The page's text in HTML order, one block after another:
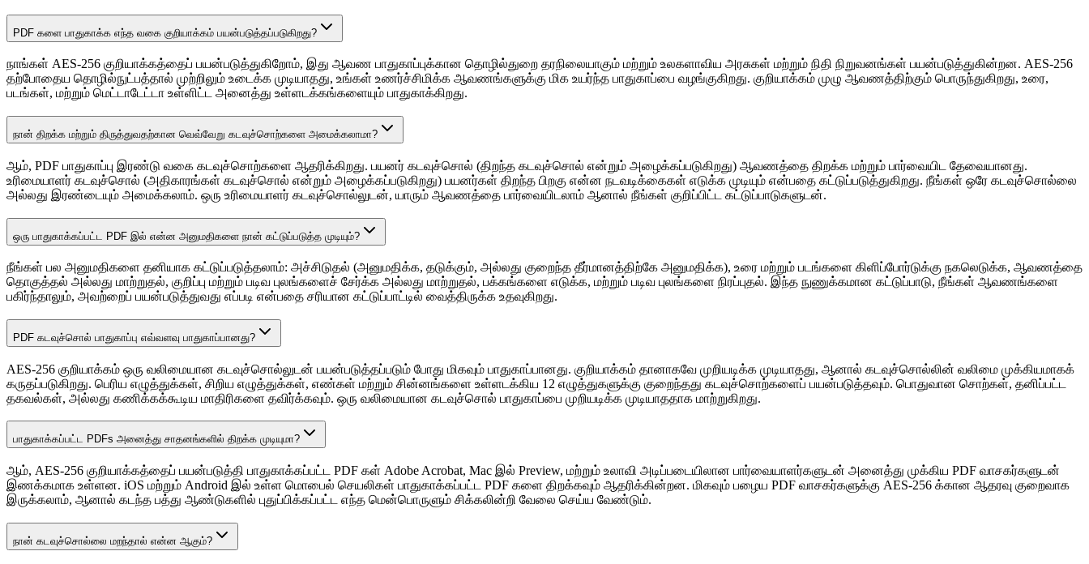
PDF களை பாதுகாக்க எந்த வகை குறியாக்கம் பயன்படுத்தப்படுகிறது?
நாங்கள் AES-256 குறியாக்கத்தைப் பயன்படுத்துகிறோம், இது ஆவண பாதுகாப்புக்கான தொழில்துறை தரநிலையாகும் மற்றும் உலகளாவிய அரசுகள் மற்றும் நிதி நிறுவனங்கள் பயன்படுத்துகின்றன. AES-256
தற்போதைய தொழில்நுட்பத்தால் முற்றிலும் உடைக்க முடியாதது, உங்கள் உணர்ச்சிமிக்க ஆவணங்களுக்கு மிக உயர்ந்த பாதுகாப்பை வழங்குகிறது. குறியாக்கம் முழு ஆவணத்திற்கும் பொருந்துகிறது, உரை,
படங்கள், மற்றும் மெட்டாடேட்டா உள்ளிட்ட அனைத்து உள்ளடக்கங்களையும் பாதுகாக்கிறது.
நான் திறக்க மற்றும் திருத்துவதற்கான வெவ்வேறு கடவுச்சொற்களை அமைக்கலாமா?
ஆம், PDF பாதுகாப்பு இரண்டு வகை கடவுச்சொற்களை ஆதரிக்கிறது. பயனர் கடவுச்சொல் (திறந்த கடவுச்சொல் என்றும் அழைக்கப்படுகிறது) ஆவணத்தை திறக்க மற்றும் பார்வையிட தேவையானது.
உரிமையாளர் கடவுச்சொல் (அதிகாரங்கள் கடவுச்சொல் என்றும் அழைக்கப்படுகிறது) பயனர்கள் திறந்த பிறகு என்ன நடவடிக்கைகள் எடுக்க முடியும் என்பதை கட்டுப்படுத்துகிறது. நீங்கள் ஒரே கடவுச்சொல்லை
அல்லது இரண்டையும் அமைக்கலாம். ஒரு உரிமையாளர் கடவுச்சொல்லுடன், யாரும் ஆவணத்தை பார்வையிடலாம் ஆனால் நீங்கள் குறிப்பிட்ட கட்டுப்பாடுகளுடன்.
ஒரு பாதுகாக்கப்பட்ட PDF இல் என்ன அனுமதிகளை நான் கட்டுப்படுத்த முடியும்?
நீங்கள் பல அனுமதிகளை தனியாக கட்டுப்படுத்தலாம்: அச்சிடுதல் (அனுமதிக்க, தடுக்கும், அல்லது குறைந்த தீர்மானத்திற்கே அனுமதிக்க), உரை மற்றும் படங்களை கிளிப்போர்டுக்கு நகலெடுக்க, ஆவணத்தை
தொகுத்தல் அல்லது மாற்றுதல், குறிப்பு மற்றும் படிவ புலங்களைச் சேர்க்க அல்லது மாற்றுதல், பக்கங்களை எடுக்க, மற்றும் படிவ புலங்களை நிரப்புதல். இந்த நுணுக்கமான கட்டுப்பாடு, நீங்கள் ஆவணங்களை
பகிர்ந்தாலும், அவற்றைப் பயன்படுத்துவது எப்படி என்பதை சரியான கட்டுப்பாட்டில் வைத்திருக்க உதவுகிறது.
PDF கடவுச்சொல் பாதுகாப்பு எவ்வளவு பாதுகாப்பானது?
AES-256 குறியாக்கம் ஒரு வலிமையான கடவுச்சொல்லுடன் பயன்படுத்தப்படும் போது மிகவும் பாதுகாப்பானது. குறியாக்கம் தானாகவே முறியடிக்க முடியாதது, ஆனால் கடவுச்சொல்லின் வலிமை முக்கியமாகக்
கருதப்படுகிறது. பெரிய எழுத்துக்கள், சிறிய எழுத்துக்கள், எண்கள் மற்றும் சின்னங்களை உள்ளடக்கிய 12 எழுத்துகளுக்கு குறைந்தது கடவுச்சொற்களைப் பயன்படுத்தவும். பொதுவான சொற்கள், தனிப்பட்ட
தகவல்கள், அல்லது கணிக்கக்கூடிய மாதிரிகளை தவிர்க்கவும். ஒரு வலிமையான கடவுச்சொல் பாதுகாப்பை முறியடிக்க முடியாததாக மாற்றுகிறது.
பாதுகாக்கப்பட்ட PDFs அனைத்து சாதனங்களில் திறக்க முடியுமா?
ஆம், AES-256 குறியாக்கத்தைப் பயன்படுத்தி பாதுகாக்கப்பட்ட PDF கள் Adobe Acrobat, Mac இல் Preview, மற்றும் உலாவி அடிப்படையிலான பார்வையாளர்களுடன் அனைத்து முக்கிய PDF வாசகர்களுடன்
இணக்கமாக உள்ளன. iOS மற்றும் Android இல் உள்ள மொபைல் செயலிகள் பாதுகாக்கப்பட்ட PDF களை திறக்கவும் ஆதரிக்கின்றன. மிகவும் பழைய PDF வாசகர்களுக்கு AES-256 க்கான ஆதரவு குறைவாக
இருக்கலாம், ஆனால் கடந்த பத்து ஆண்டுகளில் புதுப்பிக்கப்பட்ட எந்த மென்பொருளும் சிக்கலின்றி வேலை செய்ய வேண்டும்.
நான் கடவுச்சொல்லை மறந்தால் என்ன ஆகும்?